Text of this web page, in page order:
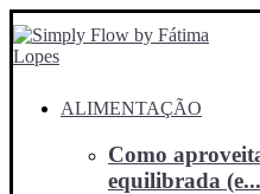
ALIMENTAÇÃO
Como
equilibrada (e...